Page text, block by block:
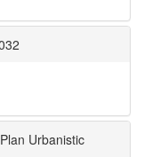
Urbanistic